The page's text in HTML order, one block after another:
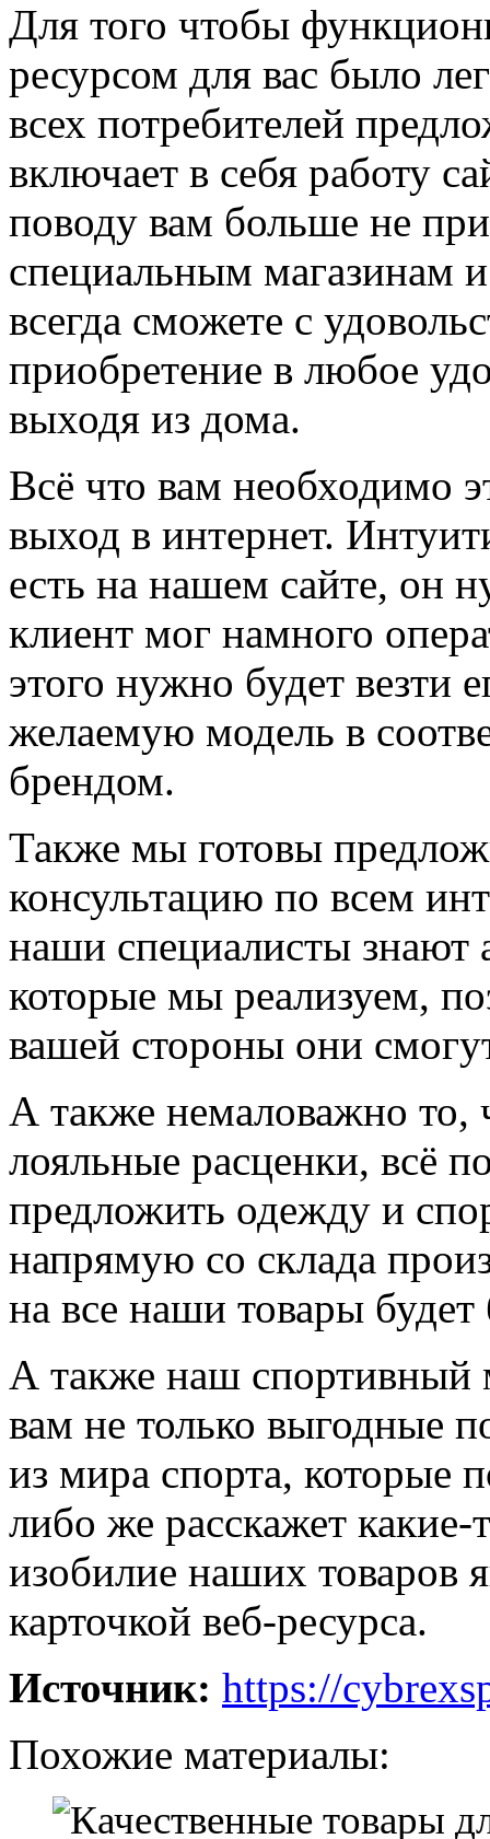
Для того чтобы
ресурсом для вас было
всех потребителей
включает в себя работу
поводу вам больше не
специальным магазинам
всегда сможете с
приобретение в любое
выходя из дома.
Всё что вам необходимо
выход в интернет.
есть на нашем сайте, он
клиент мог намного
этого нужно будет везти
желаемую модель в
брендом.
Также мы готовы
консультацию по всем
наши специалисты знают
которые мы реализуем,
вашей стороны они
А также немаловажно то,
лояльные расценки, всё
предложить одежду и
напрямую со склада
на все наши товары
А также наш спортивный
вам не только выгодные
из мира спорта, которые
либо же расскажет
изобилие наших товаров
карточкой веб-ресурса.
Источник: https://
Похожие материалы: